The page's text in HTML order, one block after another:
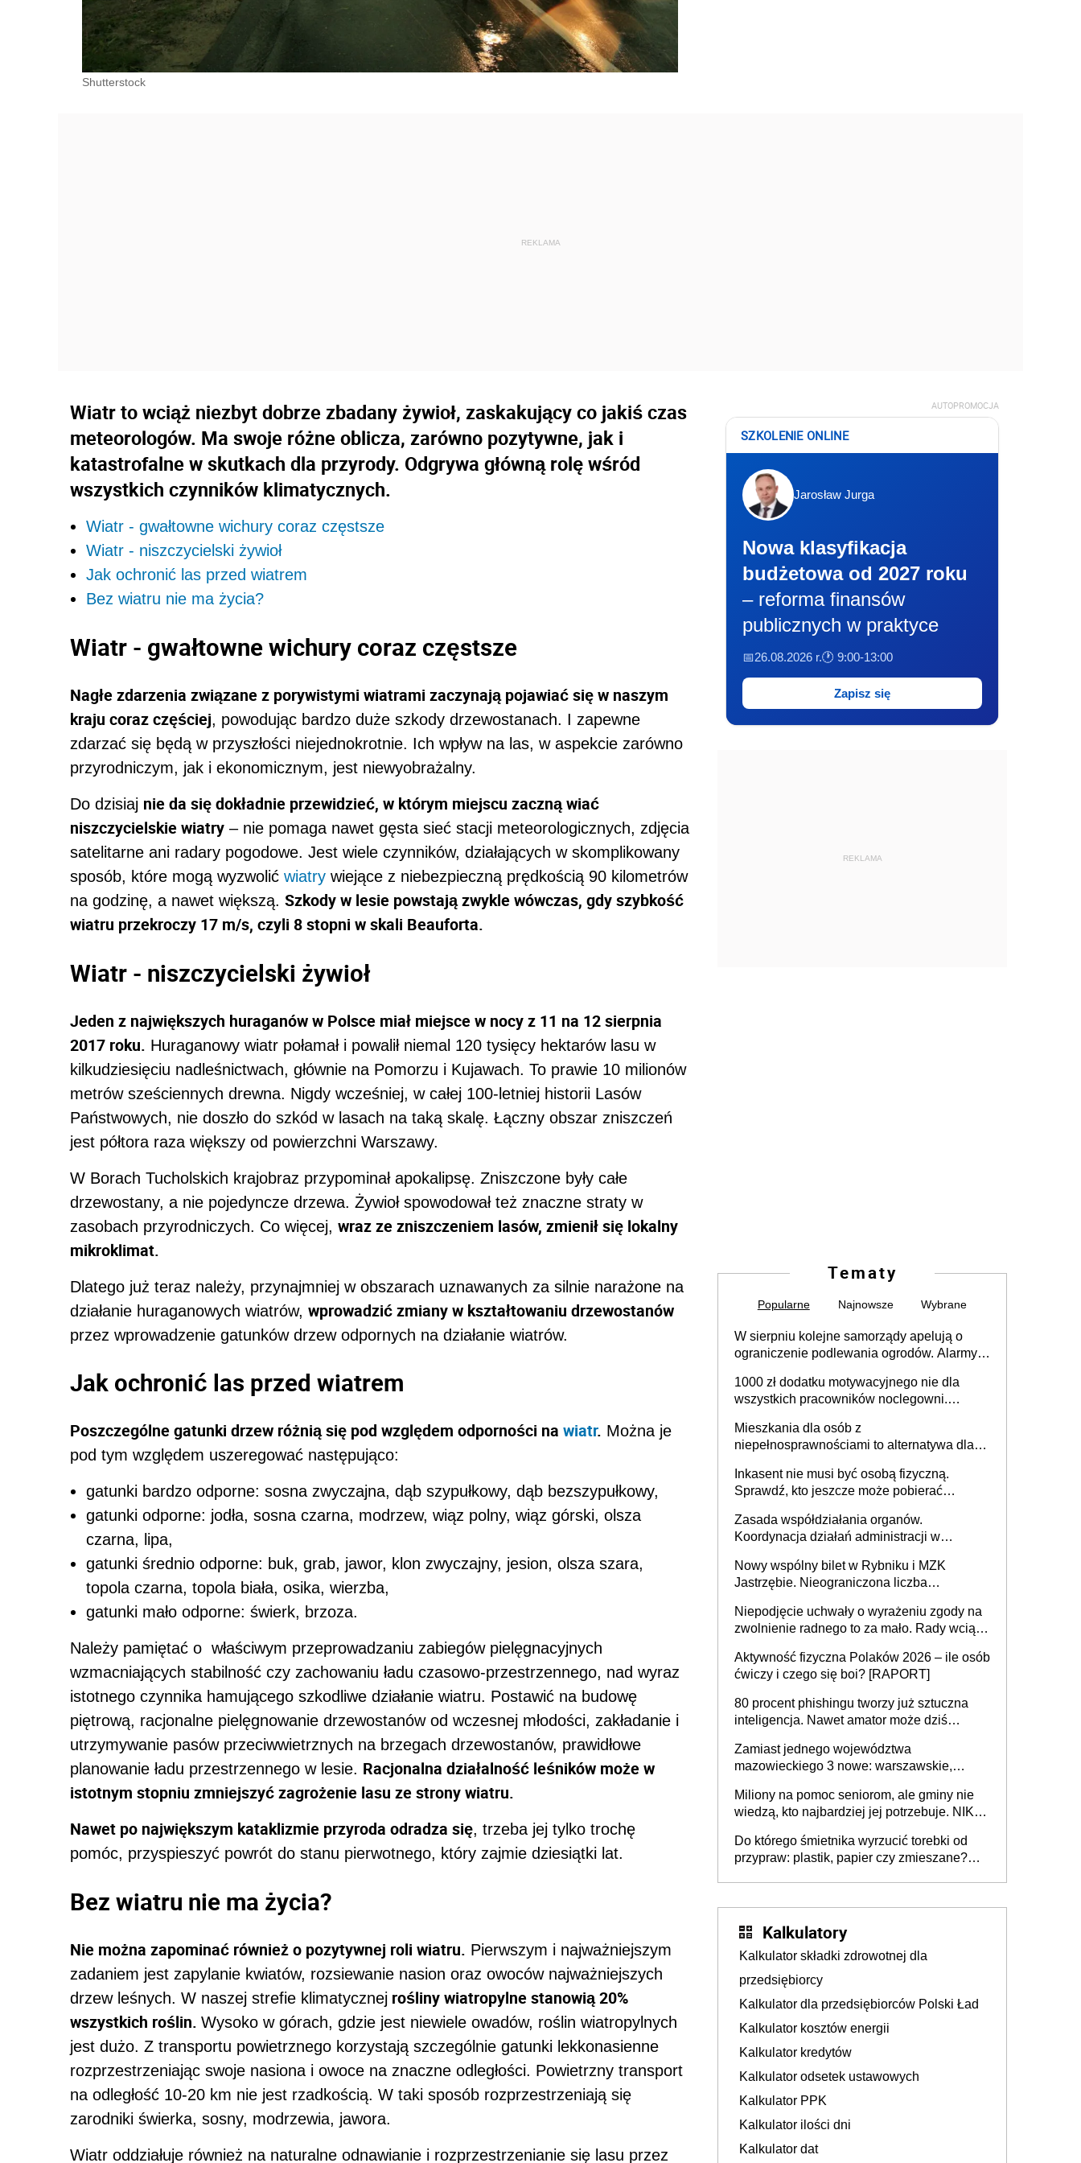
Shutterstock
Wiatr to wciąż niezbyt dobrze zbadany żywioł, zaskakujący co jakiś czas
meteorologów. Ma swoje różne oblicza, zarówno pozytywne, jak i
katastrofalne w skutkach dla przyrody. Odgrywa główną rolę wśród
wszystkich czynników klimatycznych.
Wiatr - gwałtowne wichury coraz częstsze
Wiatr - niszczycielski żywioł
Jak ochronić las przed wiatrem
Bez wiatru nie ma życia?
Wiatr - gwałtowne wichury coraz częstsze
Nagłe zdarzenia związane z porywistymi wiatrami zaczynają pojawiać się w naszym
kraju coraz częściej, powodując bardzo duże szkody drzewostanach. I zapewne
zdarzać się będą w przyszłości niejednokrotnie. Ich wpływ na las, w aspekcie zarówno
przyrodniczym, jak i ekonomicznym, jest niewyobrażalny.
Do dzisiaj nie da się dokładnie przewidzieć, w którym miejscu zaczną wiać
niszczycielskie wiatry – nie pomaga nawet gęsta sieć stacji meteorologicznych, zdjęcia
satelitarne ani radary pogodowe. Jest wiele czynników, działających w skomplikowany
sposób, które mogą wyzwolić wiatry wiejące z niebezpieczną prędkością 90 kilometrów
na godzinę, a nawet większą. Szkody w lesie powstają zwykle wówczas, gdy szybkość
wiatru przekroczy 17 m/s, czyli 8 stopni w skali Beauforta.
Wiatr - niszczycielski żywioł
Jeden z największych huraganów w Polsce miał miejsce w nocy z 11 na 12 sierpnia
2017 roku. Huraganowy wiatr połamał i powalił niemal 120 tysięcy hektarów lasu w
kilkudziesięciu nadleśnictwach, głównie na Pomorzu i Kujawach. To prawie 10 milionów
metrów sześciennych drewna. Nigdy wcześniej, w całej 100-letniej historii Lasów
Państwowych, nie doszło do szkód w lasach na taką skalę. Łączny obszar zniszczeń
jest półtora raza większy od powierzchni Warszawy.
W Borach Tucholskich krajobraz przypominał apokalipsę. Zniszczone były całe
drzewostany, a nie pojedyncze drzewa. Żywioł spowodował też znaczne straty w
zasobach przyrodniczych. Co więcej, wraz ze zniszczeniem lasów, zmienił się lokalny
mikroklimat.
Dlatego już teraz należy, przynajmniej w obszarach uznawanych za silnie narażone na
działanie huraganowych wiatrów, wprowadzić zmiany w kształtowaniu drzewostanów
przez wprowadzenie gatunków drzew odpornych na działanie wiatrów.
Jak ochronić las przed wiatrem
Poszczególne gatunki drzew różnią się pod względem odporności na wiatr. Można je
pod tym względem uszeregować następująco:
gatunki bardzo odporne: sosna zwyczajna, dąb szypułkowy, dąb bezszypułkowy,
gatunki odporne: jodła, sosna czarna, modrzew, wiąz polny, wiąz górski, olsza
czarna, lipa,
gatunki średnio odporne: buk, grab, jawor, klon zwyczajny, jesion, olsza szara,
topola czarna, topola biała, osika, wierzba,
gatunki mało odporne: świerk, brzoza.
Należy pamiętać o właściwym przeprowadzaniu zabiegów pielęgnacyjnych
wzmacniających stabilność czy zachowaniu ładu czasowo-przestrzennego, nad wyraz
istotnego czynnika hamującego szkodliwe działanie wiatru. Postawić na budowę
piętrową, racjonalne pielęgnowanie drzewostanów od wczesnej młodości, zakładanie i
utrzymywanie pasów przeciwwietrznych na brzegach drzewostanów, prawidłowe
planowanie ładu przestrzennego w lesie. Racjonalna działalność leśników może w
istotnym stopniu zmniejszyć zagrożenie lasu ze strony wiatru.
Nawet po największym kataklizmie przyroda odradza się, trzeba jej tylko trochę
pomóc, przyspieszyć powrót do stanu pierwotnego, który zajmie dziesiątki lat.
Bez wiatru nie ma życia?
Nie można zapominać również o pozytywnej roli wiatru. Pierwszym i najważniejszym
zadaniem jest zapylanie kwiatów, rozsiewanie nasion oraz owoców najważniejszych
drzew leśnych. W naszej strefie klimatycznej rośliny wiatropylne stanowią 20%
wszystkich roślin. Wysoko w górach, gdzie jest niewiele owadów, roślin wiatropylnych
jest dużo. Z transportu powietrznego korzystają szczególnie gatunki lekkonasienne
rozprzestrzeniając swoje nasiona i owoce na znaczne odległości. Powietrzny transport
na odległość 10-20 km nie jest rzadkością. W taki sposób rozprzestrzeniają się
zarodniki świerka, sosny, modrzewia, jawora.
Wiatr oddziałuje również na naturalne odnawianie i rozprzestrzenianie się lasu przez
AUTOPROMOCJA
SZKOLENIE ONLINE
Jarosław Jurga
Nowa klasyfikacja
budżetowa od 2027 roku
– reforma finansów
publicznych w praktyce
📅26.08.2026 r.🕐 9:00-13:00
Zapisz się
REKLAMA
Tematy
Popularne Najnowsze Wybrane
W sierpniu kolejne samorządy apelują o
ograniczenie podlewania ogrodów. Alarmy w
może objąć cały kraj
1000 zł dodatku motywacyjnego nie dla
wszystkich pracowników noclegowni.
Mieszkania dla osób z
niepełnosprawnościami to alternatywa dla
samodzielnie lub z rodziną
Inkasent nie musi być osobą fizyczną.
Sprawdź, kto jeszcze może pobierać
Zasada współdziałania organów.
Koordynacja działań administracji w
Nowy wspólny bilet w Rybniku i MZK
Jastrzębie. Nieograniczona liczba
Niepodjęcie uchwały o wyrażeniu zgody na
zwolnienie radnego to za mało. Rady wciąż
rozstrzygać sprawy
Aktywność fizyczna Polaków 2026 – ile osób
ćwiczy i czego się boi? [RAPORT]
80 procent phishingu tworzy już sztuczna
inteligencja. Nawet amator może dziś
Zamiast jednego województwa
mazowieckiego 3 nowe: warszawskie,
Europie nie ma tak dużych jednostek
stołecznych
Miliony na pomoc seniorom, ale gminy nie
wiedzą, kto najbardziej jej potrzebuje. NIK
Do którego śmietnika wyrzucić torebki od
przypraw: plastik, papier czy zmieszane?
Kalkulatory
Kalkulator składki zdrowotnej dla
przedsiębiorcy
Kalkulator dla przedsiębiorców Polski Ład
Kalkulator kosztów energii
Kalkulator kredytów
Kalkulator odsetek ustawowych
Kalkulator PPK
Kalkulator ilości dni
Kalkulator dat